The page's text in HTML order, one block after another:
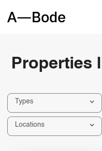
Properties
Types
Locations